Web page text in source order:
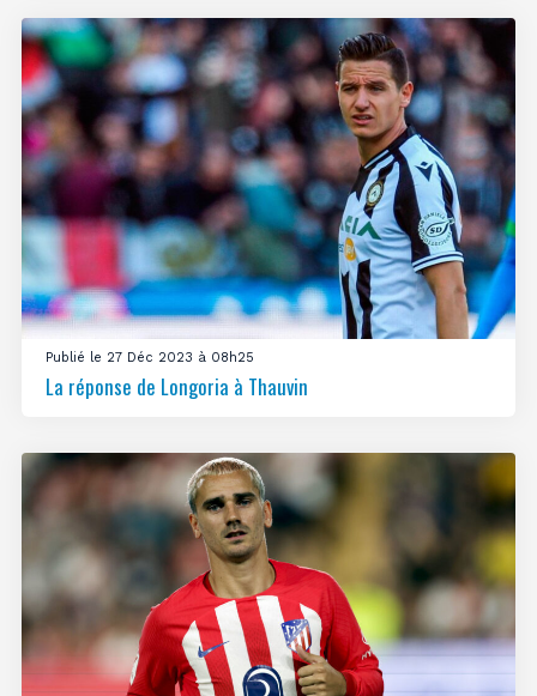
Publié le 27 Déc 2023 à 08h25
La réponse de Longoria à Thauvin